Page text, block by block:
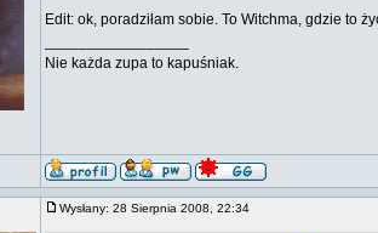
Edit: ok, poradziłam sobie. To Witchma, gdzie to
Nie każda zupa to kapuśniak.
Wysłany: 28 Sierpnia 2008, 22:34